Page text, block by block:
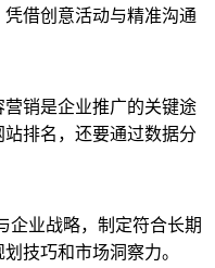
借创意活动与精准沟通
销是企业推广的关键途
排名，还要通过数据分
企业战略，制定符合长期
技巧和市场洞察力。